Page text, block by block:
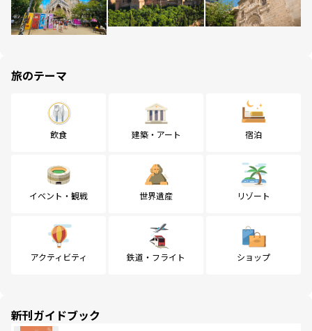
旅のテーマ
飲食 建築・アート 宿泊
イベント・観戦 世界遺産 リゾート
アクティビティ 鉄道・フライト ショップ
新刊ガイドブック